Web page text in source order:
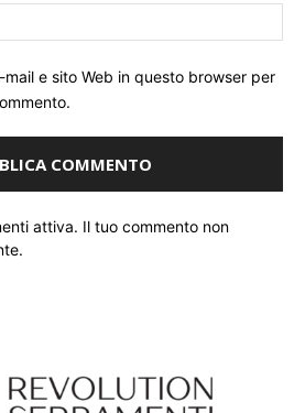
mail e sito Web in questo browser per
attiva. Il tuo commento non